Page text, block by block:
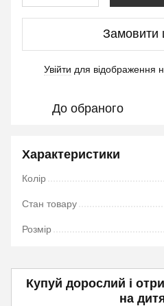
Замовити
Увійти для відображення
До обраного
Характеристики
Колір
Стан товару
Розмір
Купуй дорослий і
на